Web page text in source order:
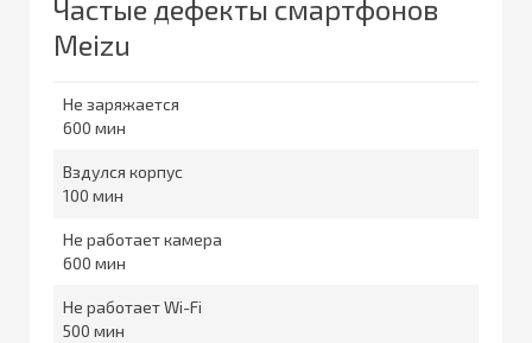
Частые дефекты смартфонов
Meizu
Не заряжается
600
Вздулся корпус
100
Не работает камера
600
Не работает Wi-Fi
500